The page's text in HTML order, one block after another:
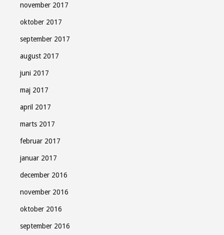
november 2017
oktober 2017
september 2017
august 2017
juni 2017
maj 2017
april 2017
marts 2017
februar 2017
januar 2017
december 2016
november 2016
oktober 2016
september 2016